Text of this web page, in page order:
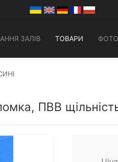
ЗАЛІВ ТОВАРИ ФОТО
ПВВ